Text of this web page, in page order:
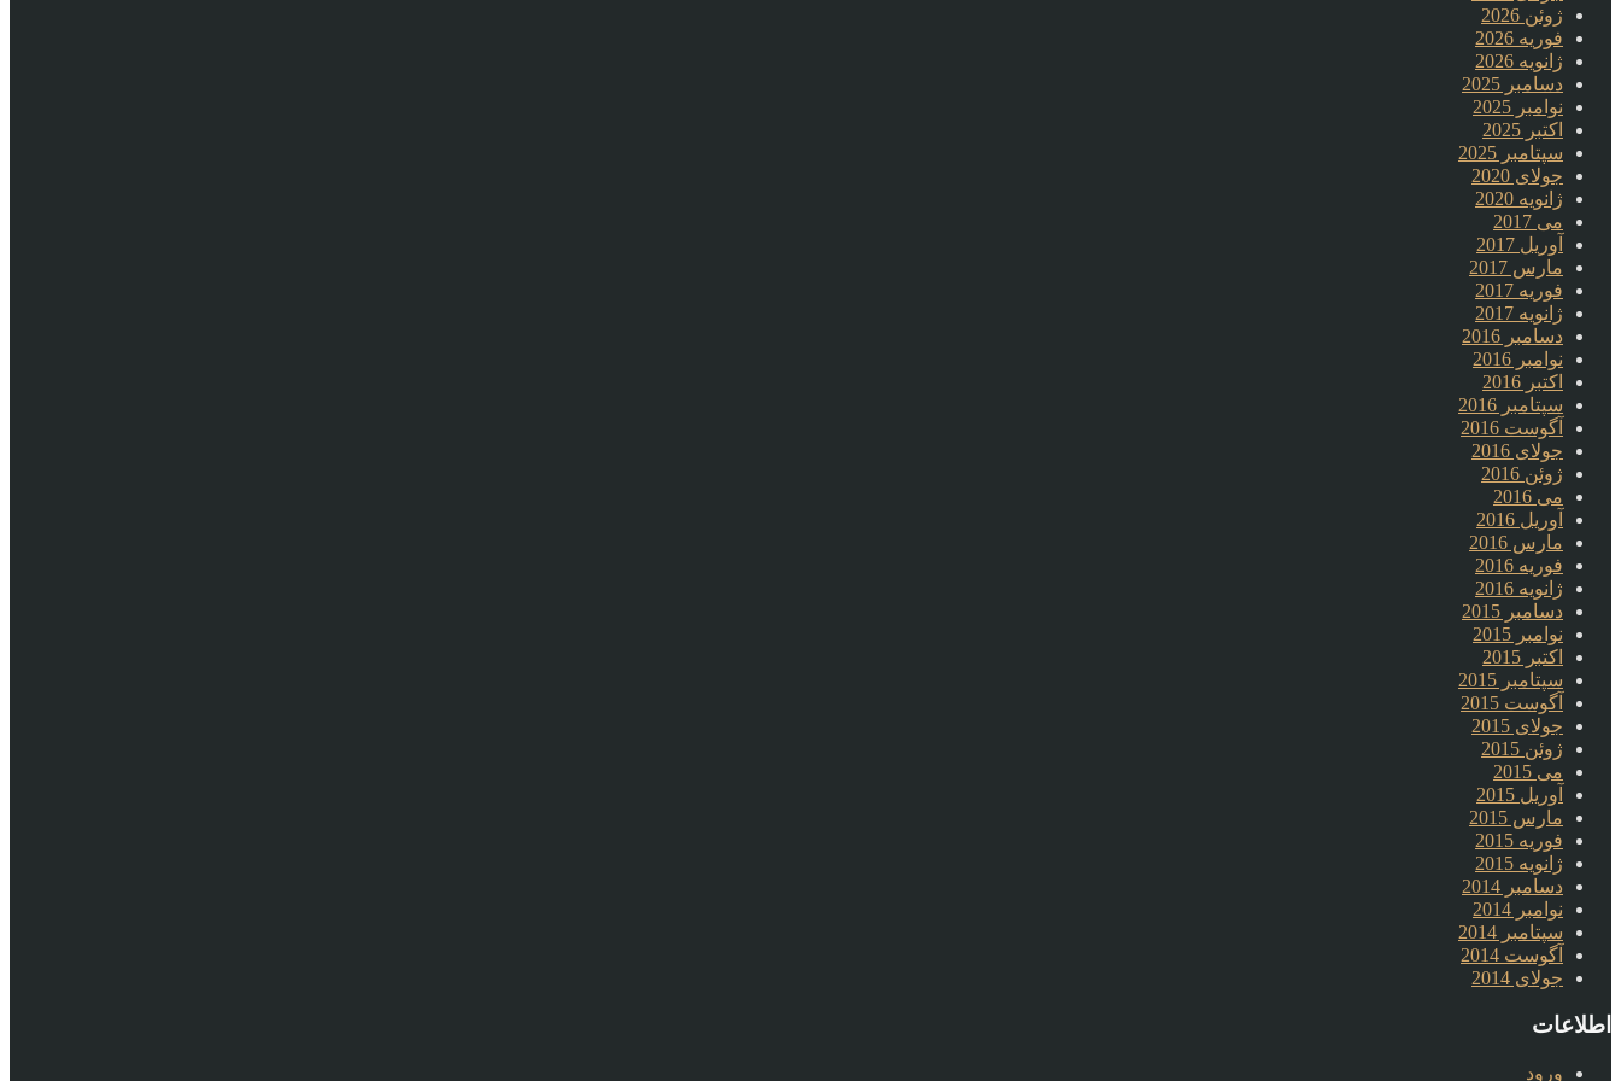
ژوئن 2026
فوریه 2026
ژانویه 2026
دسامبر 2025
نوامبر 2025
اکتبر 2025
سپتامبر 2025
جولای 2020
ژانویه 2020
می 2017
آوریل 2017
مارس 2017
فوریه 2017
ژانویه 2017
دسامبر 2016
نوامبر 2016
اکتبر 2016
سپتامبر 2016
آگوست 2016
جولای 2016
ژوئن 2016
می 2016
آوریل 2016
مارس 2016
فوریه 2016
ژانویه 2016
دسامبر 2015
نوامبر 2015
اکتبر 2015
سپتامبر 2015
آگوست 2015
جولای 2015
ژوئن 2015
می 2015
آوریل 2015
مارس 2015
فوریه 2015
ژانویه 2015
دسامبر 2014
نوامبر 2014
سپتامبر 2014
آگوست 2014
جولای 2014
اطلاعات
ورود